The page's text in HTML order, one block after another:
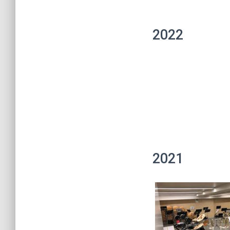
2022
2021